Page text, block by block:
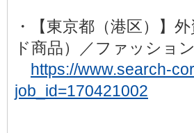
・【東京都（港区）】
ド商品）／ファッショ
https://www.search-
job_id=170421002